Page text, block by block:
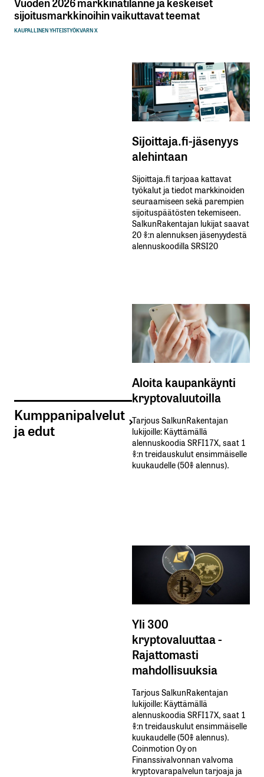
sijoitusmarkkinoihin vaikuttavat teemat
KAUPALLINEN YHTEISTYÖKVARN X
Kumppanipalvelut
ja edut
Sijoittaja.fi-jäsenyys
alehintaan
Sijoittaja.fi tarjoaa kattavat
työkalut ja tiedot markkinoiden
seuraamiseen sekä parempien
sijoituspäätösten tekemiseen.
SalkunRakentajan lukijat saavat
20 %:n alennuksen jäsenyydestä
alennuskoodilla SRSI20
Aloita kaupankäynti
kryptovaluutoilla
Tarjous SalkunRakentajan
lukijoille: Käyttämällä​ ​
alennuskoodia​ ​SRFI17X,​ ​saat​ ​1
%:n treidauskulut​ ​ensimmäiselle​ ​
kuukaudelle​ ​(50%​ ​alennus).
Yli 300
kryptovaluuttaa -
Rajattomasti
mahdollisuuksia
Tarjous SalkunRakentajan
lukijoille: Käyttämällä​ ​
alennuskoodia​ ​SRFI17X,​ ​saat​ ​1
%:n treidauskulut​ ​ensimmäiselle​ ​
kuukaudelle​ ​(50%​ ​alennus).
Coinmotion Oy on
Finanssivalvonnan valvoma
kryptovarapalvelun tarjoaja ja